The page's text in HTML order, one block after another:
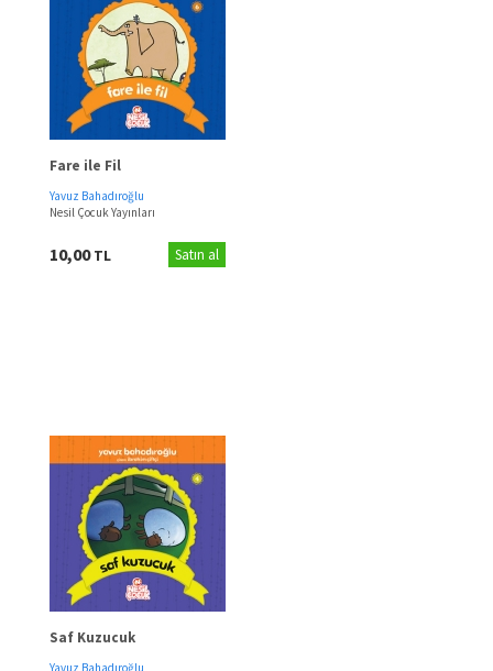
Fare ile Fil
Yavuz Bahadıroğlu
Nesil Çocuk Yayınları
10,00TL Satın al
Saf Kuzucuk
Yavuz Bahadıroğlu